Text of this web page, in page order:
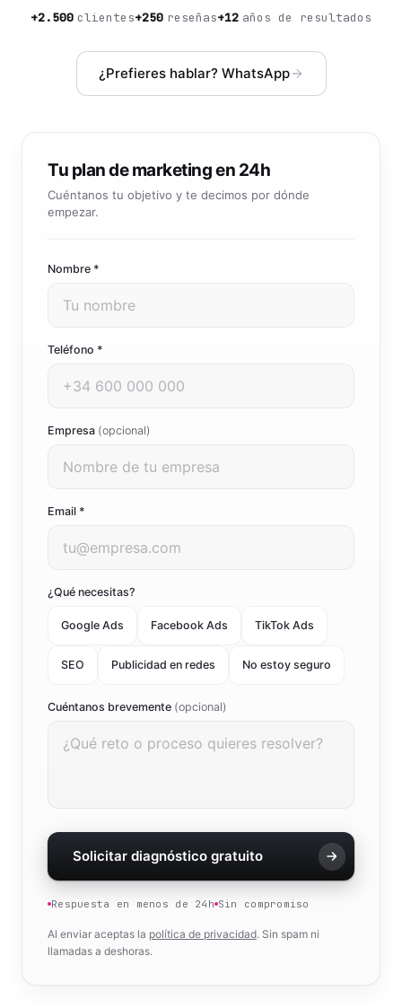
Atención al cliente 24/7
+2.500 clientes+250 reseñas+12 años de resultados
¿Prefieres hablar? WhatsApp
Tu plan de marketing en 24h
Cuéntanos tu objetivo y te decimos por dónde
empezar.
Nombre *
Teléfono *
Empresa (opcional)
Email *
¿Qué necesitas?
Google Ads Facebook Ads TikTok Ads
SEO Publicidad en redes No estoy seguro
Cuéntanos brevemente (opcional)
Solicitar diagnóstico gratuito
Respuesta en menos de 24h Sin compromiso
Al enviar aceptas la política de privacidad. Sin spam ni
llamadas a deshoras.